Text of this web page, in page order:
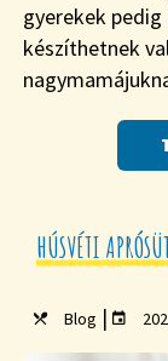
gyerekek
készíthetnek
HÚSVÉTI
Blog |